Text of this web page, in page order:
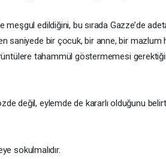
edildiğini, bu sırada Gazze’de
saniyede bir çocuk, bir anne, bir mazlum
tahammül göstermemesi
değil, eylemde de kararlı olduğunu
sokulmalıdır.